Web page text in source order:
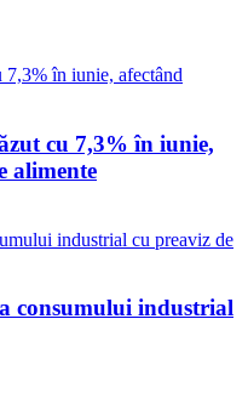
cu 7,3% în iunie,
alimente
consumului industrial